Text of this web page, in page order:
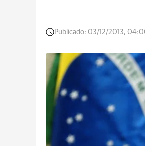
Publicado: 03/12/2013,